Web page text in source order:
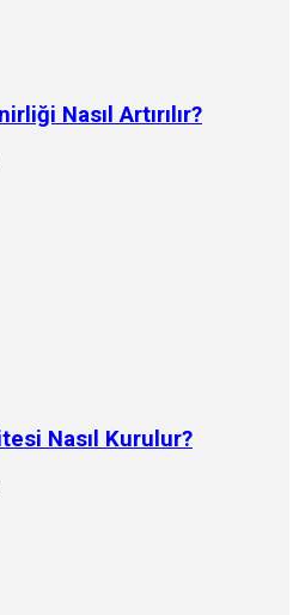
Nasıl Artırılır?
Nasıl Kurulur?